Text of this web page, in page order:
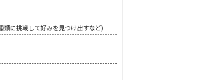
類に挑戦して好みを見つけ出すなど)